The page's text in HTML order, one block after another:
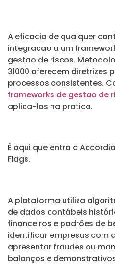
A eficacia de qualquer
integracao a um
gestao de riscos.
31000 oferecem diretrizes
processos consistentes.
frameworks de gestao de
aplica-los na pratica.
É aqui que entra a
Flags.
A plataforma utiliza
de dados contábeis
financeiros e padrões de
identificar empresas com
apresentar fraudes ou
balanços e